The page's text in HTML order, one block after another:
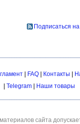
Подписаться
| FAQ| Контакты |
| Telegram | Наши товары
сайта